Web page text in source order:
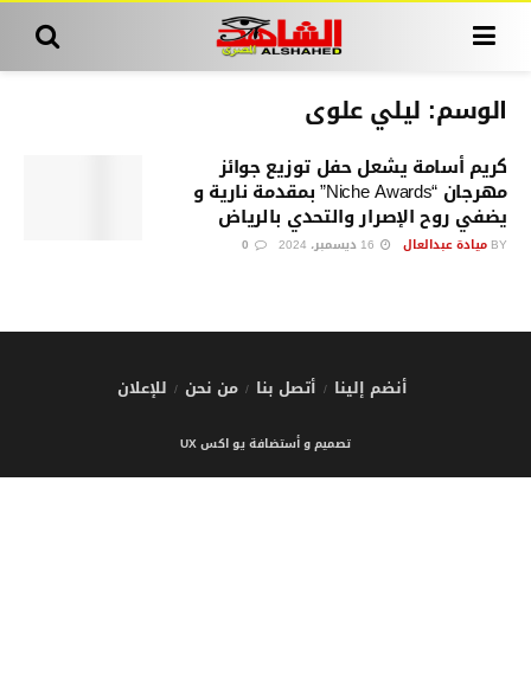
الوسم: ليلي علوى
كريم أسامة يشعل حفل توزيع جوائز
مهرجان “Niche Awards” بمقدمة نارية و
يضفي روح الإصرار والتحدي بالرياض
BY ميادة عبدالعال
أنضم إلينا أتصل بنا من نحن للإعلان
تصميم و أستضافة يو اكس UX